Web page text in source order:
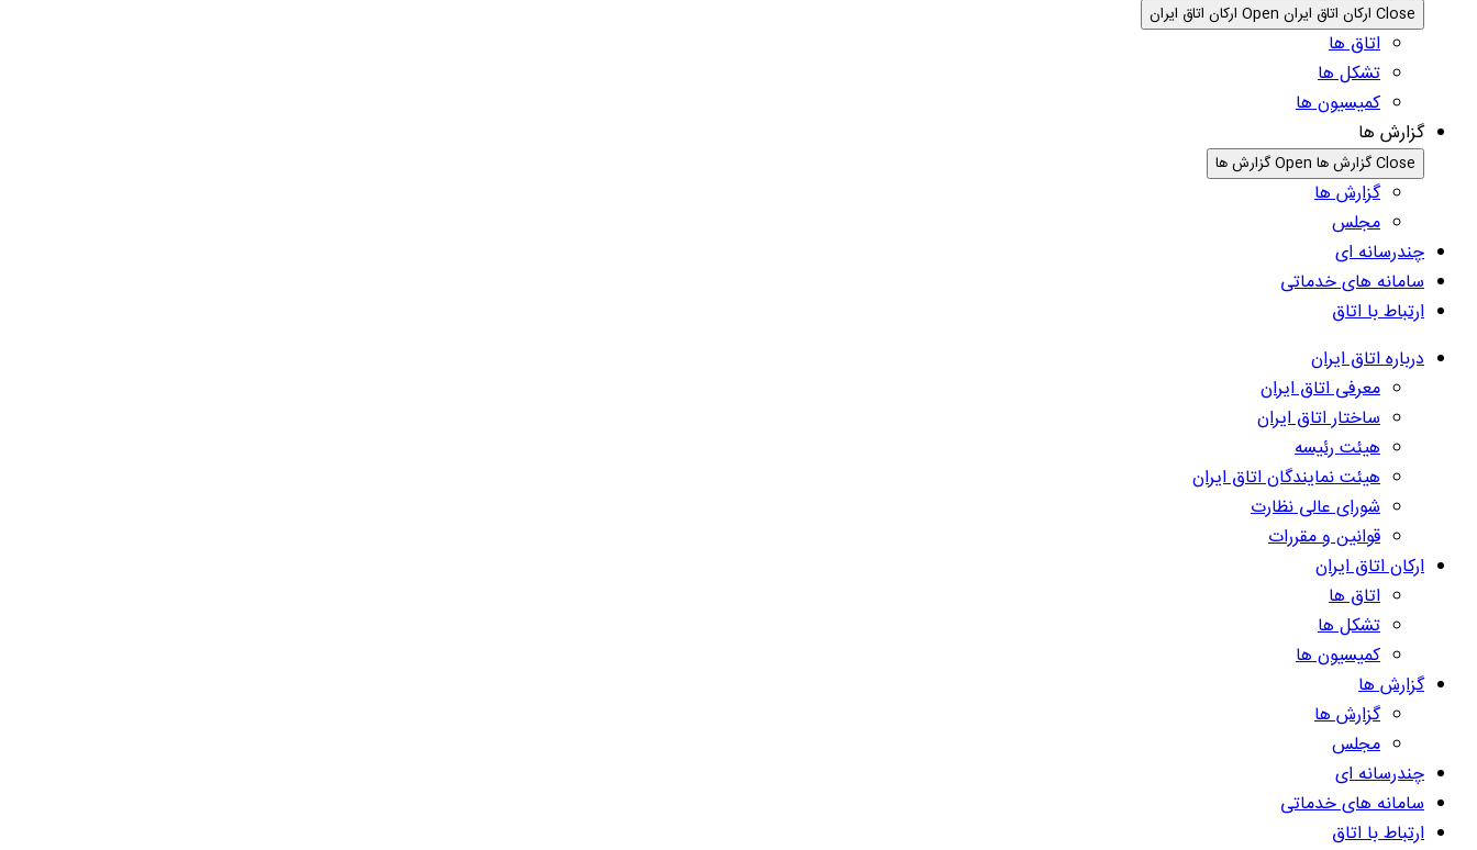
Close ارکان اتاق ایران Open ارکان اتاق ایران
اتاق ها
تشکل ها
کمیسیون ها
گزارش ها
Close گزارش ها Open گزارش ها
گزارش ها
مجلس
چندرسانه ای
سامانه های خدماتی
ارتباط با اتاق
درباره اتاق ایران
معرفی اتاق ایران
ساختار اتاق ایران
هیئت رئیسه
هیئت نمایندگان اتاق ایران
شورای عالی نظارت
قوانین و مقررات
ارکان اتاق ایران
اتاق ها
تشکل ها
کمیسیون ها
گزارش ها
گزارش ها
مجلس
چندرسانه ای
سامانه های خدماتی
ارتباط با اتاق